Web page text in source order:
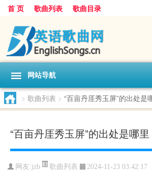
首 页 歌曲列表 歌曲目录
网站导航
> 歌曲列表 > “百亩丹厓秀玉屏”的出处是
“百亩丹厓秀玉屏”的出处是哪里
网友:jzb 歌曲列表 2024-11-23 03:42:17